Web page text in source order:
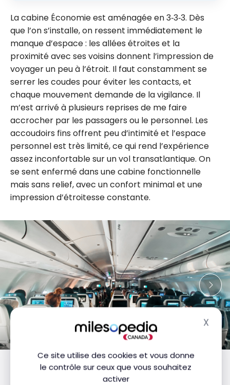
Ce site utilise des cookies et vous donne
le contrôle sur ceux que vous souhaitez
activer
X
La cabine Économie est aménagée en 3‑3‑3. Dès
que l’on s’installe, on ressent immédiatement le
manque d’espace : les allées étroites et la
proximité avec ses voisins donnent l’impression de
voyager un peu à l’étroit. Il faut constamment se
serrer les coudes pour éviter les contacts, et
chaque mouvement demande de la vigilance. Il
m’est arrivé à plusieurs reprises de me faire
accrocher par les passagers ou le personnel. Les
accoudoirs fins offrent peu d’intimité et l’espace
personnel est très limité, ce qui rend l’expérience
assez inconfortable sur un vol transatlantique. On
se sent enfermé dans une cabine fonctionnelle
mais sans relief, avec un confort minimal et une
impression d’étroitesse constante.